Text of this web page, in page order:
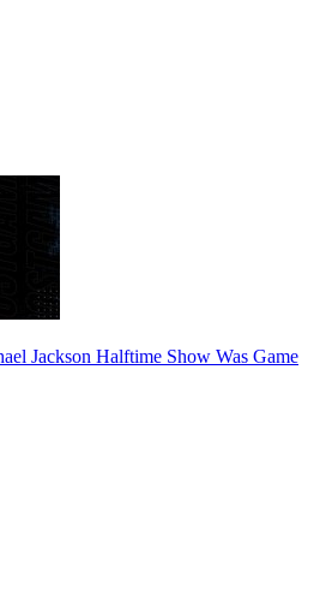
Jackson Halftime Show Was Game